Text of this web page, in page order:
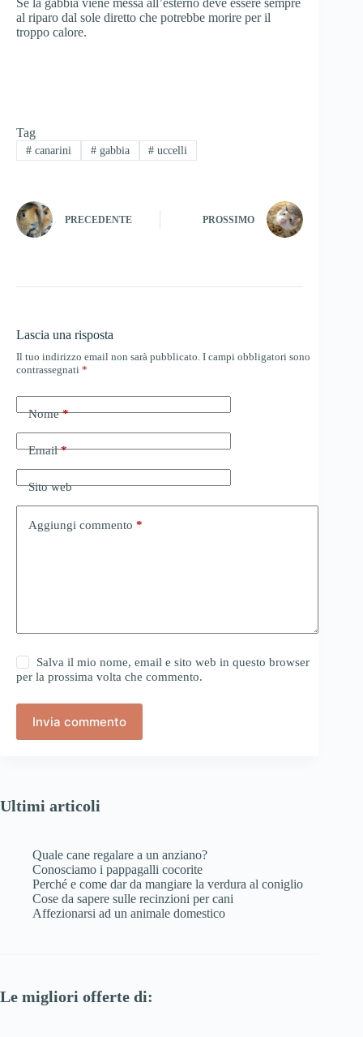
Se la gabbia viene messa all’esterno deve essere sempre
al riparo dal sole diretto che potrebbe morire per il
troppo calore.
Tag
#canarini #gabbia # uccelli
PRECEDENTE PROSSIMO
Lascia una risposta
Il tuo indirizzo email non sarà pubblicato. I campi obbligatori sono
contrassegnati *
Nome*
Email*
Sito web
Aggiungi commento *
Salva il mio nome, email e sito web in questo browser
per la prossima volta che commento.
Invia commento
Ultimi articoli
Quale cane regalare a un anziano?
Conosciamo i pappagalli cocorite
Perché e come dar da mangiare la verdura al coniglio
Cose da sapere sulle recinzioni per cani
Affezionarsi ad un animale domestico
Le migliori offerte di: